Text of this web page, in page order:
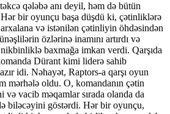
qələbə anı deyil, həm də bütün
bir oyunçu başa düşdü ki, çətinliklərə
və istənilən çətinliyin öhdəsindən
özlərinə inamını artırdı və
nikbinliklə baxmağa imkan verdi. Qarşıda
Dürant kimi liderə sahib
idi. Nəhayət, Raptors-a qarşı oyun
mərhələ oldu. O, komandanın çətin
vacib məqamlar sırada olanda da
biləcəyini göstərdi. Hər bir oyunçu,